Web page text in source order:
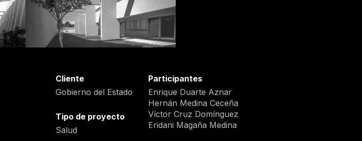
Cliente
Gobierno del Estado
Tipo de proyecto
Salud
Participantes
Enrique Duarte Aznar
Hernán Medina Ceceña
Víctor Cruz Domínguez
Eridani Magaña Medina